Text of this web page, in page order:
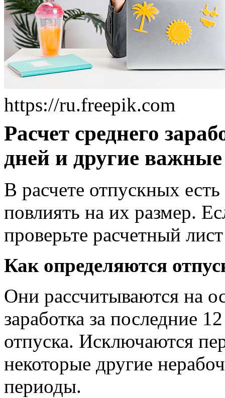
https://ru.freepik.com
Расчет среднего
дней и другие
В расчете отпускных
повлиять на их размер.
проверьте расчетный
Как определяются
Они рассчитываются на
заработка за последние
отпуска. Исключаются
некоторые другие
периоды.